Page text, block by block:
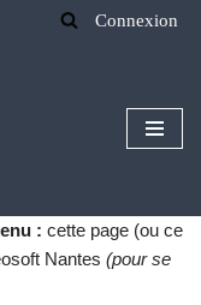
Connexion
: cette page (ou ce
Nantes (pour se